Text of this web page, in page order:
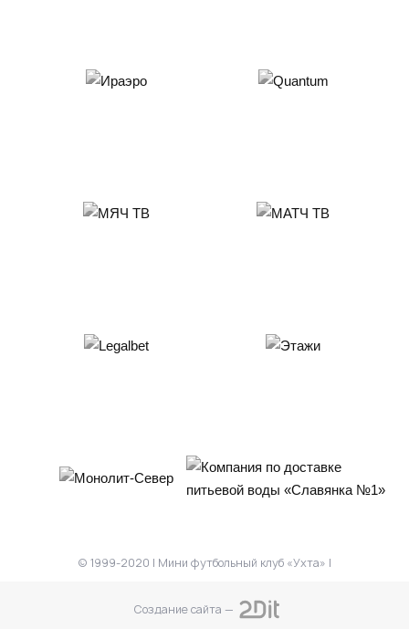
© 1999-2020 | Мини футбольный клуб «Ухта» |
Создание сайта —